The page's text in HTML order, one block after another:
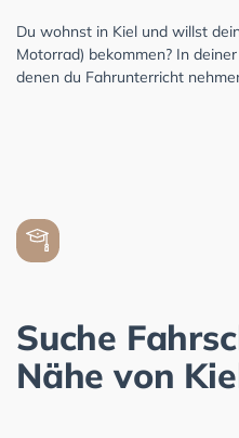
Du wohnst in Kiel und willst
Motorrad) bekommen? In
denen du Fahrunterricht
Suche
Nähe von